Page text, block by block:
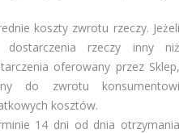
koszty zwrotu rzeczy. Jeżeli
dostarczenia rzeczy inny niż
oferowany przez Sklep,
do zwrotu konsumentowi
kosztów.
14 dni od dnia otrzymania